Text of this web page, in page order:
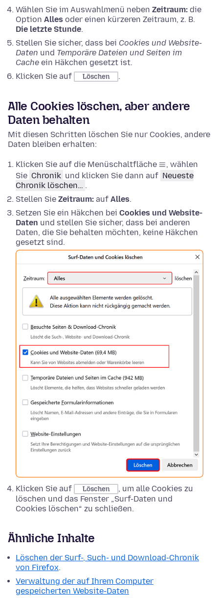
Wählen Sie im Auswahlmenü neben Zeitraum: die
Option Alles oder einen kürzeren Zeitraum, z. B.
Die letzte Stunde.
Stellen Sie sicher, dass bei Cookies und Website-
Daten und Temporäre Dateien und Seiten im
Cache ein Häkchen gesetzt ist.
Klicken Sie auf
Löschen .
Alle Cookies löschen, aber andere
Daten behalten
Mit diesen Schritten löschen Sie nur Cookies, andere
Daten bleiben erhalten:
Klicken Sie auf die Menüschaltfläche
, wählen
Sie Chronik und klicken Sie dann auf Neueste
Chronik löschen… .
Stellen Sie Zeitraum: auf Alles.
Setzen Sie ein Häkchen bei Cookies und Website-
Daten und stellen Sie sicher, dass bei anderen
Daten, die Sie behalten möchten, keine Häkchen
gesetzt sind.
Klicken Sie auf Löschen
, um alle Cookies zu
löschen und das Fenster „Surf-Daten und
Cookies löschen“ zu schließen.
Ähnliche Inhalte
Löschen der Surf-, Such- und Download-Chronik
von Firefox.
Verwaltung der auf Ihrem Computer
gespeicherten Website-Daten